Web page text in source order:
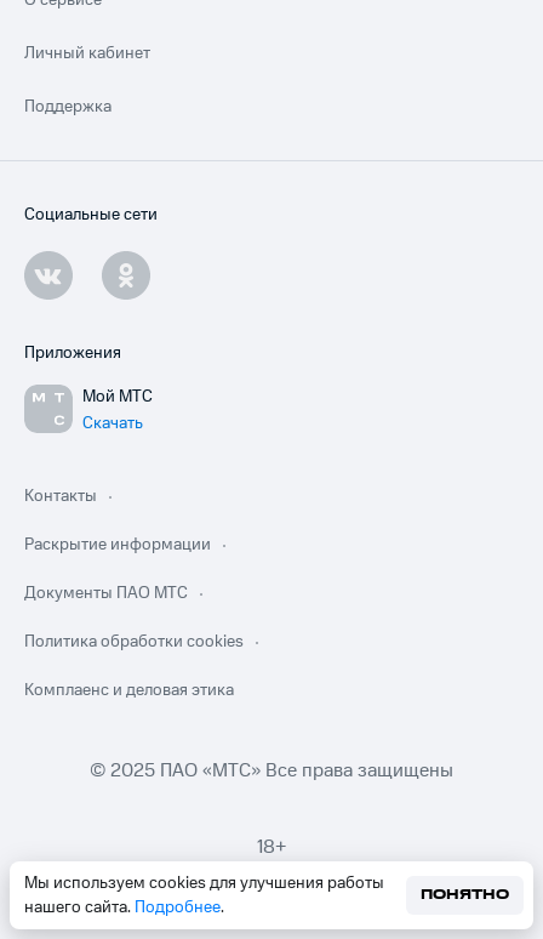
Мы используем cookies для улучшения работы
нашего сайта. Подробнее.
ПОНЯТНО
Личный кабинет
Поддержка
Социальные сети
Приложения
Мой МТС
Скачать
Контакты
Раскрытие информации
Документы ПАО МТС
Политика обработки cookies
Комплаенс и деловая этика
© 2025 ПАО «МТС» Все права защищены
18+